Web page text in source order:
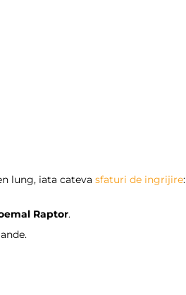
lung, iata catevasfaturi de ingrijire:
Raptor.